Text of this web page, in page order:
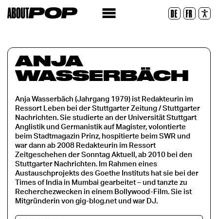
DE FR
ANJA
WASSERBÄCH
Anja Wasserbäch (Jahrgang 1979) ist Redakteurin im
Ressort Leben bei der Stuttgarter Zeitung / Stuttgarter
Nachrichten. Sie studierte an der Universität Stuttgart
Anglistik und Germanistik auf Magister, volontierte
beim Stadtmagazin Prinz, hospitierte beim SWR und
war dann ab 2008 Redakteurin im Ressort
Zeitgeschehen der Sonntag Aktuell, ab 2010 bei den
Stuttgarter Nachrichten. Im Rahmen eines
Austauschprojekts des Goethe Instituts hat sie bei der
Times of India in Mumbai gearbeitet – und tanzte zu
Recherchezwecken in einem Bollywood-Film. Sie ist
Mitgründerin von gig-blog.net und war DJ.